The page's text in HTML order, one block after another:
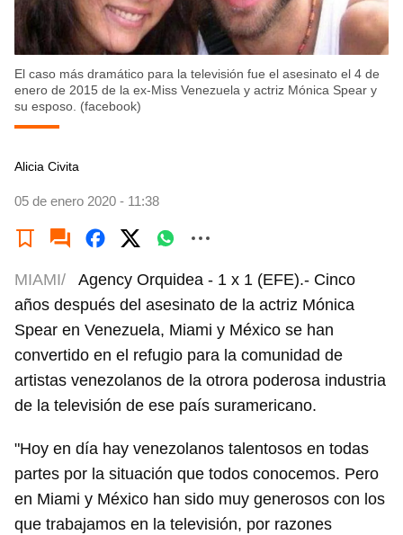
El caso más dramático para la televisión fue el asesinato el 4 de
enero de 2015 de la ex-Miss Venezuela y actriz Mónica Spear y
su esposo. (facebook)
Alicia Civita
05 de enero 2020 - 11:38
MIAMI/
Agency Orquidea - 1 x 1 (EFE).- Cinco
años después del asesinato de la actriz Mónica
Spear en Venezuela, Miami y México se han
convertido en el refugio para la comunidad de
artistas venezolanos de la otrora poderosa industria
de la televisión de ese país suramericano.
"Hoy en día hay venezolanos talentosos en todas
partes por la situación que todos conocemos. Pero
en Miami y México han sido muy generosos con los
que trabajamos en la televisión, por razones